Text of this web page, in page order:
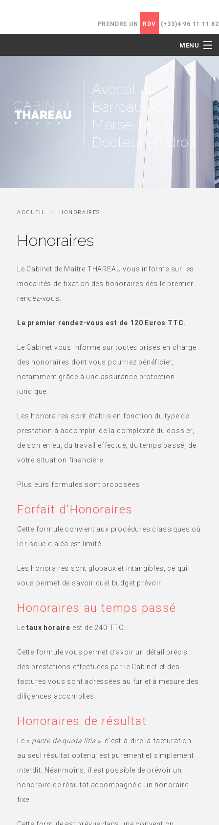
PRENDRE UN RDV (+33)4 96 11 11 82
MENU
NOS COMPÉTENCES
CONTACT
Avocat au
Barreau de
Marseille,
Docteur en droit
ACCUEIL HONORAIRES
Honoraires
Le Cabinet de Maître THAREAU vous informe sur les
modalités de fixation des honoraires dès le premier
rendez-vous.
Le premier rendez-vous est de 120 Euros TTC.
Le Cabinet vous informe sur toutes prises en charge
des honoraires dont vous pourriez bénéficier,
notamment grâce à une assurance protection
juridique.
Les honoraires sont établis en fonction du type de
prestation à accomplir, de la complexité du dossier,
de son enjeu, du travail effectué, du temps passé, de
votre situation financière.
Plusieurs formules sont proposées :
Forfait d'Honoraires
Cette formule convient aux procédures classiques où
le risque d’aléa est limité.
Les honoraires sont globaux et intangibles, ce qui
vous permet de savoir quel budget prévoir.
Honoraires au temps passé
Letaux horaire est de 240 TTC.
Cette formule vous permet d’avoir un détail précis
des prestations effectuées par le Cabinet et des
factures vous sont adressées au fur et à mesure des
diligences accomplies.
Honoraires de résultat
Le « pacte de quota litis », c’est-à-dire la facturation
au seul résultat obtenu, est purement et simplement
interdit. Néanmoins, il est possible de prévoir un
honoraire de résultat accompagné d’un honoraire
fixe.